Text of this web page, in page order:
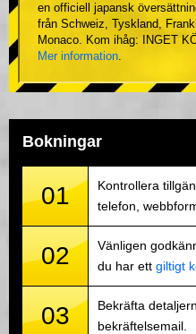
en officiell japansk
från Schweiz, Tyskland,
Monaco. Kom ihåg: INGET
Mer information.
Bokningar
01
Kontrollera
telefon,
02 Vänligen
du har ett giltigt
03
Bekräfta
bekräftelsemail.